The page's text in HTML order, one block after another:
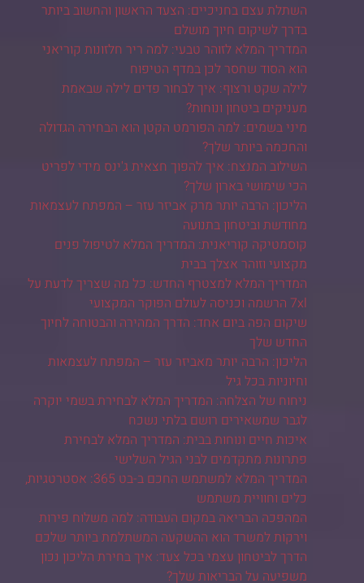
השתלת עצם בחניכיים: הצעד הראשון והחשוב ביותר
בדרך לשיקום חיוך מושלם
המדריך המלא לזוהר טבעי: למה ריר חלזונות קוריאני
הוא הסוד שחסר לכן במדף הטיפוח
לילה שקט ורצוף: איך לבחור פדים לילה שבאמת
מעניקים ביטחון ונוחות?
מיני בשמים: למה הפורמט הקטן הוא הבחירה הגדולה
והחכמה ביותר שלך?
השילוב המנצח: איך להפוך חצאית ג'ינס מידי לפריט
הכי שימושי בארון שלך?
הליכון: הרבה יותר מרק אביזר עזר – המפתח לעצמאות
מחודשת וביטחון בתנועה
קוסמטיקה קוריאנית: המדריך המלא לטיפול פנים
מקצועי וזוהר אצלך בבית
המדריך המלא למצטרף החדש: כל מה שצריך לדעת על
7xl הרשמה וכניסה לעולם הפוקר המקצועי
שיקום הפה ביום אחד: הדרך המהירה והבטוחה לחיוך
החדש שלך
הליכון: הרבה יותר מאביזר עזר – המפתח לעצמאות
וחיוניות בכל גיל
ניחוח של הצלחה: המדריך המלא לבחירת בשמי יוקרה
לגבר שמשאירים רושם בלתי נשכח
איכות חיים ונוחות בבית: המדריך המלא לבחירת
פתרונות מתקדמים לבני הגיל השלישי
המדריך המלא למשתמש החכם ב-בט 365: אסטרטגיות,
כלים וחוויית משתמש
המהפכה הבריאה במקום העבודה: למה משלוח פירות
וירקות למשרד הוא ההשקעה המשתלמת ביותר שלכם
הדרך לביטחון עצמי בכל צעד: איך בחירת הליכון נכון
משפיעה על הבריאות שלך?